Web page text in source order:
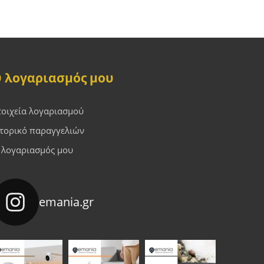
λογαριασμός μου
λογαριασμού
παραγγελιών
μου
emania.gr